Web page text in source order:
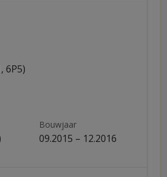
6P5)
Bouwjaar
09.2015 – 12.2016